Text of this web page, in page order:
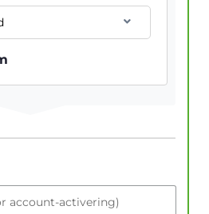
account-activering)